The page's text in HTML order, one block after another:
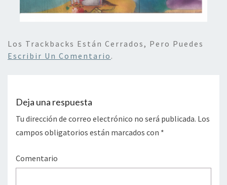
Los Trackbacks Están Cerrados, Pero Puedes
Escribir Un Comentario .
Deja una respuesta
Tu dirección de correo electrónico no será publicada. Los
campos obligatorios están marcados con *
Comentario